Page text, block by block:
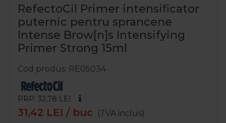
RefectoCil Primer intensificator
puternic pentru sprancene
Intense Brow[n]s Intensifying
Primer Strong 15ml
Cod produs RE05034
PRP: 32,78 LEI
31,42 LEI / buc (TVA inclus)